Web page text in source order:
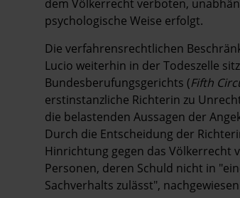
dem Völkerrecht verboten,
psychologische Weise erfolgt.
Die verfahrensrechtlichen
Lucio weiterhin in der Todeszelle
Bundesberufungsgerichts (Fifth
erstinstanzliche Richterin zu
die belastenden Aussagen der
Durch die Entscheidung der
Hinrichtung gegen das Völkerrecht
Personen, deren Schuld nicht in
Sachverhalts zulässt",